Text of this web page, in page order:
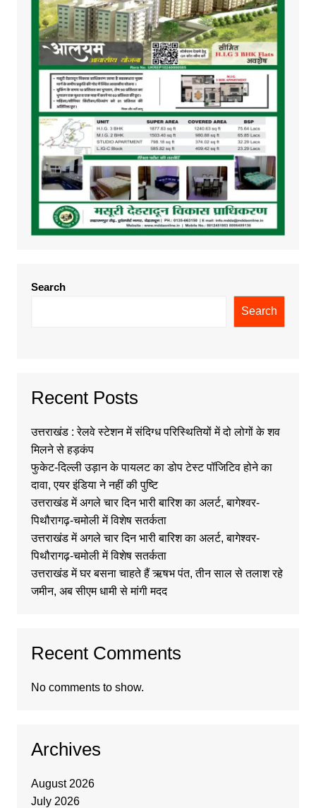
Search
Search
Recent Posts
उत्तराखंड : रेलवे स्टेशन में संदिग्ध परिस्थितियों में दो लोगों के शव
मिलने से हड़कंप
फुकेट-दिल्ली उड़ान के पायलट का डोप टेस्ट पॉजिटिव होने का
दावा, एयर इंडिया ने नहीं की पुष्टि
उत्तराखंड में अगले चार दिन भारी बारिश का अलर्ट, बागेश्वर-
पिथौरागढ़-चमोली में विशेष सतर्कता
उत्तराखंड में अगले चार दिन भारी बारिश का अलर्ट, बागेश्वर-
पिथौरागढ़-चमोली में विशेष सतर्कता
उत्तराखंड में घर बसना चाहते हैं ऋषभ पंत, तीन साल से तलाश रहे
जमीन, अब सीएम धामी से मांगी मदद
Recent Comments
No comments to show.
Archives
August 2026
July 2026